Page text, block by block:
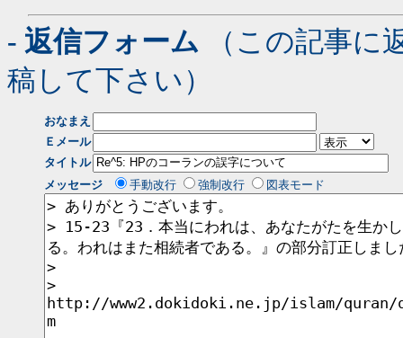
- 返信フォーム （この記事に
稿して下さい）
おなまえ
Ｅメール
タイトル
メッセージ
手動改行 強制改行 図表モード